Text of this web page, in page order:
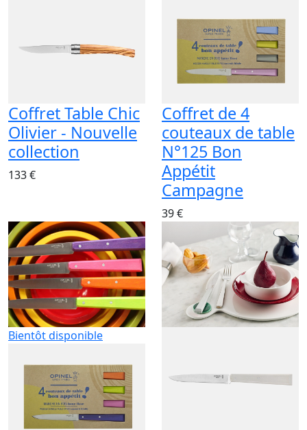
Coffret Table Chic
Olivier - Nouvelle
collection
133 €
Coffret de 4
couteaux de table
N°125 Bon
Appétit
Campagne
39 €
Bientôt disponible